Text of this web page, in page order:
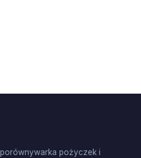
pożyczek i